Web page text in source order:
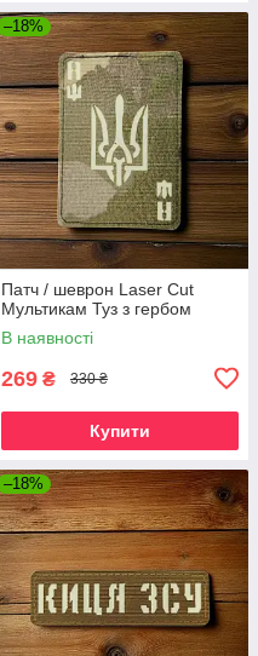
–18%
Патч / шеврон Laser Cut
Мультикам Туз з гербом
В наявності
269 ₴ 330 ₴
Купити
–18%